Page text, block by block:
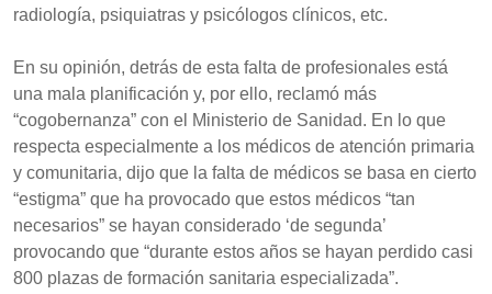
radiología, psiquiatras y psicólogos clínicos, etc.
En su opinión, detrás de esta falta de profesionales está
una mala planificación y, por ello, reclamó más
“cogobernanza” con el Ministerio de Sanidad. En lo que
respecta especialmente a los médicos de atención primaria
y comunitaria, dijo que la falta de médicos se basa en cierto
“estigma” que ha provocado que estos médicos “tan
necesarios” se hayan considerado ‘de segunda’
provocando que “durante estos años se hayan perdido casi
800 plazas de formación sanitaria especializada”.